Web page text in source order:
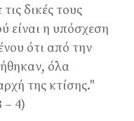
δικές τους
είναι η υπόσχεση
ότι από την
όλα
της κτίσης."
– 4)